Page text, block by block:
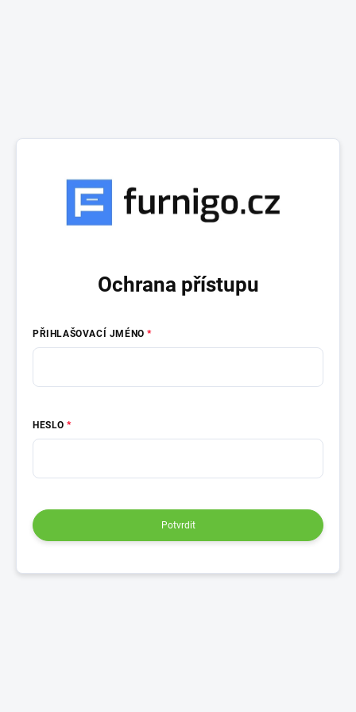
Ochrana přístupu
PŘIHLAŠOVACÍ JMÉNO
HESLO
Potvrdit